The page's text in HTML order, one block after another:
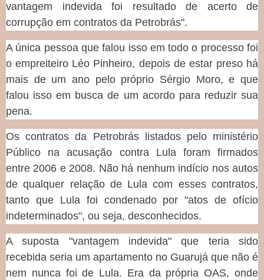
vantagem indevida foi resultado de acerto de
corrupção em contratos da Petrobrás".
A única pessoa que falou isso em todo o processo foi
o empreiteiro Léo Pinheiro, depois de estar preso há
mais de um ano pelo próprio Sérgio Moro, e que
falou isso em busca de um acordo para reduzir sua
pena.
Os contratos da Petrobrás listados pelo ministério
Público na acusação contra Lula foram firmados
entre 2006 e 2008. Não há nenhum indício nos autos
de qualquer relação de Lula com esses contratos,
tanto que Lula foi condenado por "atos de ofício
indeterminados", ou seja, desconhecidos.
A suposta "vantagem indevida" que teria sido
recebida seria um apartamento no Guarujá que não é
nem nunca foi de Lula. Era da própria OAS, onde